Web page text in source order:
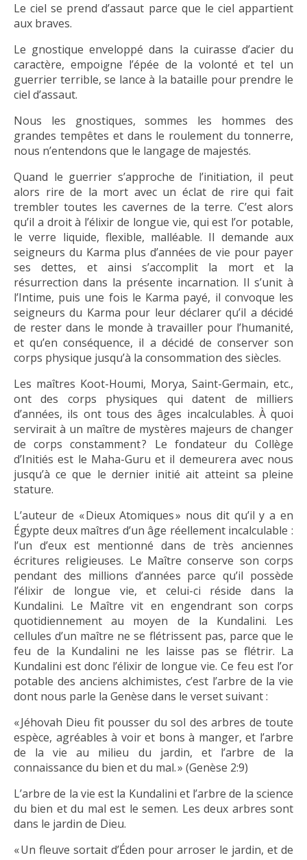
Le ciel se prend d’assaut parce que le ciel appartient
aux braves.
Le gnostique enveloppé dans la cuirasse d’acier du
caractère, empoigne l’épée de la volonté et tel un
guerrier terrible, se lance à la bataille pour prendre le
ciel d’assaut.
Nous les gnostiques, sommes les hommes des
grandes tempêtes et dans le roulement du tonnerre,
nous n’entendons que le langage de majestés.
Quand le guerrier s’approche de l’initiation, il peut
alors rire de la mort avec un éclat de rire qui fait
trembler toutes les cavernes de la terre. C’est alors
qu’il a droit à l’élixir de longue vie, qui est l’or potable,
le verre liquide, flexible, malléable. Il demande aux
seigneurs du Karma plus d’années de vie pour payer
ses dettes, et ainsi s’accomplit la mort et la
résurrection dans la présente incarnation. Il s’unit à
l’Intime, puis une fois le Karma payé, il convoque les
seigneurs du Karma pour leur déclarer qu’il a décidé
de rester dans le monde à travailler pour l’humanité,
et qu’en conséquence, il a décidé de conserver son
corps physique jusqu’à la consommation des siècles.
Les maîtres Koot-Houmi, Morya, Saint-Germain, etc.,
ont des corps physiques qui datent de milliers
d’années, ils ont tous des âges incalculables. À quoi
servirait à un maître de mystères majeurs de changer
de corps constamment ? Le fondateur du Collège
d’Initiés est le Maha-Guru et il demeurera avec nous
jusqu’à ce que le dernier initié ait atteint sa pleine
stature.
L’auteur de « Dieux Atomiques » nous dit qu’il y a en
Égypte deux maîtres d’un âge réellement incalculable :
l’un d’eux est mentionné dans de très anciennes
écritures religieuses. Le Maître conserve son corps
pendant des millions d’années parce qu’il possède
l’élixir de longue vie, et celui-ci réside dans la
Kundalini. Le Maître vit en engendrant son corps
quotidiennement au moyen de la Kundalini. Les
cellules d’un maître ne se flétrissent pas, parce que le
feu de la Kundalini ne les laisse pas se flétrir. La
Kundalini est donc l’élixir de longue vie. Ce feu est l’or
potable des anciens alchimistes, c’est l’arbre de la vie
dont nous parle la Genèse dans le verset suivant :
« Jéhovah Dieu fit pousser du sol des arbres de toute
espèce, agréables à voir et bons à manger, et l’arbre
de la vie au milieu du jardin, et l’arbre de la
connaissance du bien et du mal. » (Genèse 2:9)
L’arbre de la vie est la Kundalini et l’arbre de la science
du bien et du mal est le semen. Les deux arbres sont
dans le jardin de Dieu.
« Un fleuve sortait d’Éden pour arroser le jardin, et de